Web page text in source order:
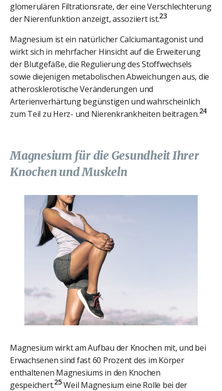
glomerulären Filtrationsrate, der eine Verschlechterung
der Nierenfunktion anzeigt, assoziiert ist.23
Magnesium ist ein natürlicher Calciumantagonist und
wirkt sich in mehrfacher Hinsicht auf die Erweiterung
der Blutgefäße, die Regulierung des Stoffwechsels
sowie diejenigen metabolischen Abweichungen aus, die
atherosklerotische Veränderungen und
Arterienverhärtung begünstigen und wahrscheinlich
zum Teil zu Herz- und Nierenkrankheiten beitragen.24
Magnesium für die Gesundheit Ihrer
Knochen und Muskeln
Magnesium wirkt am Aufbau der Knochen mit, und bei
Erwachsenen sind fast 60 Prozent des im Körper
enthaltenen Magnesiums in den Knochen
gespeichert.25Weil Magnesium eine Rolle bei der